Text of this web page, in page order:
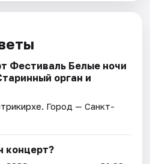
Фестиваль Белые ночи
орган и
. Город — Санкт-
концерт?